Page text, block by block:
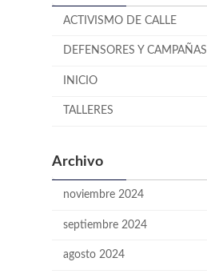
ACTIVISMO DE CALLE
DEFENSORES Y CAMPAÑAS
INICIO
TALLERES
Archivo
noviembre 2024
septiembre 2024
agosto 2024